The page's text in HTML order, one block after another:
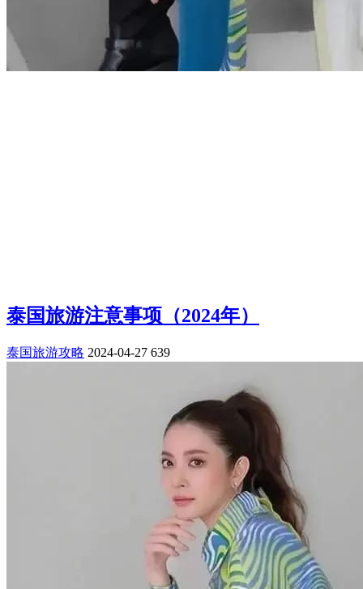
泰国旅游注意事项（2024年）
泰国旅游攻略 2024-04-27 639